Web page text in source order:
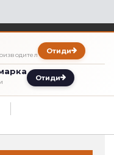
Отиди
Отиди